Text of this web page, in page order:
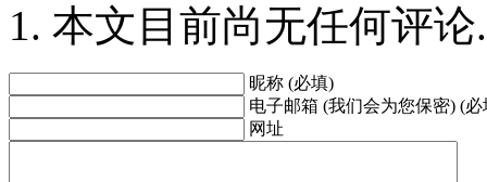
本文目前尚无任何评论.
昵称 (必填)
电子邮箱 (我们会为您保密) (必
网址